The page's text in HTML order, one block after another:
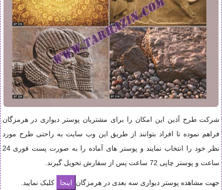
شرکت طرح آذین این امکان را برای مشتریان پوستر دیواری در هرمزگان
فراهم نموده تا افراد بتوانند از طریق این وب سایت به راحتی طرح مورد
نظر خود را انتخاب نمایند و پوستر های آماده را به صورت پست فوری 24
ساعت و پوستر چاپی 72 ساعت پس از سفارش تحویل گیرند.
جهت مشاهده پوستر دیواری سه بعدی در هرمزگان کلیک نمایید.